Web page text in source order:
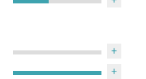
+
+